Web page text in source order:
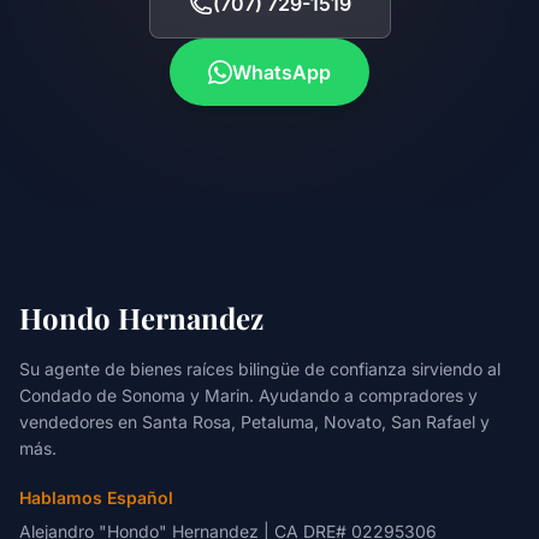
WhatsApp
Hondo Hernandez
Su agente de bienes raíces bilingüe de confianza sirviendo al
Condado de Sonoma y Marin. Ayudando a compradores y
vendedores en Santa Rosa, Petaluma, Novato, San Rafael y
más.
Hablamos Español
Alejandro "Hondo" Hernandez | CA DRE# 02295306